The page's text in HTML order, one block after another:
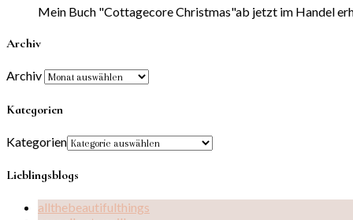
Mein Buch "Cottagecore Christmas"ab jetzt im Handel
Archiv
Archiv
Kategorien
Kategorien
Lieblingsblogs
allthebeautifulthings